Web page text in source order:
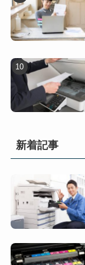
新着記事